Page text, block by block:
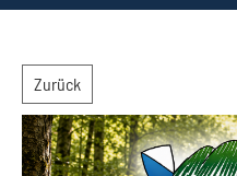
Zurück